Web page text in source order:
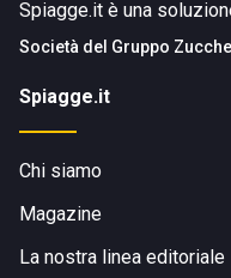
Spiagge.it è una
Società del Gruppo
Spiagge.it
Chi siamo
Magazine
La nostra linea editoriale